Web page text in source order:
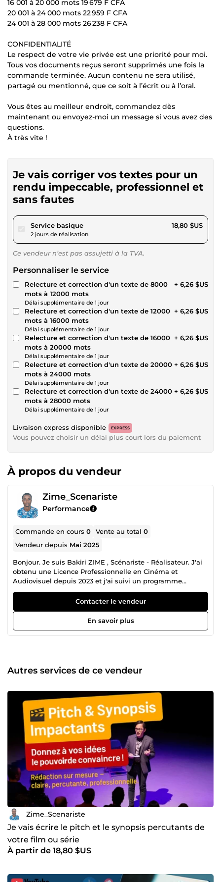
16 001 à 20 000 mots 19 679 F CFA
20 001 à 24 000 mots 22 959 F CFA
24 001 à 28 000 mots 26 238 F CFA
CONFIDENTIALITÉ
Le respect de votre vie privée est une priorité pour moi.
Tous vos documents reçus seront supprimés une fois la
commande terminée. Aucun contenu ne sera utilisé,
partagé ou mentionné, que ce soit à l’écrit ou à l’oral.
Vous êtes au meilleur endroit, commandez dès
maintenant ou envoyez-moi un message si vous avez des
questions.
À très vite !
Je vais corriger vos textes pour un
rendu impeccable, professionnel et
sans fautes
Service basiquepour 17,32 $US
2 jours de réalisation
18,80 $US
Ce vendeur n’est pas assujetti à la TVA.
Personnaliser le service
Relecture et correction d'un texte de 8000
mots à 12000 mots
Délai supplémentaire de 1 jour
+ 6,26 $US
Relecture et correction d'un texte de 12000
mots à 16000 mots
Délai supplémentaire de 1 jour
+ 6,26 $US
Relecture et correction d'un texte de 16000
mots à 20000 mots
Délai supplémentaire de 1 jour
+ 6,26 $US
Relecture et correction d'un texte de 20000
mots à 24000 mots
Délai supplémentaire de 1 jour
+ 6,26 $US
Relecture et correction d'un texte de 24000
mots à 28000 mots
Délai supplémentaire de 1 jour
+ 6,26 $US
Livraison express disponible EXPRESS
Vous pouvez choisir un délai plus court lors du paiement
À propos du vendeur
Zime_Scenariste
Performance
Commande en cours0 Vente au total0
Vendeur depuis Mai 2025
Bonjour. Je suis Bakiri ZIME , Scénariste - Réalisateur. J'ai
obtenu une Licence Professionnelle en Cinéma et
Audiovisuel depuis 2023 et j'ai suivi un programme
d'incubation en écriture de Scénario en anglais intitulé
SEME CITY FILM LAB. J'ai écrit plusieurs courts , long
métrages et séries ; participé à des résidences et ateliers
d'écriture de scénarii. Trois des courts métrages que j'ai
écrits et réalisés ont été sélectionnés par plusieurs
Contacter le vendeur
En savoir plus
Autres services de ce vendeur
Zime_Scenariste
Je vais écrire le pitch et le synopsis percutants de
votre film ou série
À partir de 18,80 $US